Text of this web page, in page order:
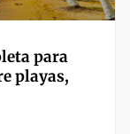
para
playas,